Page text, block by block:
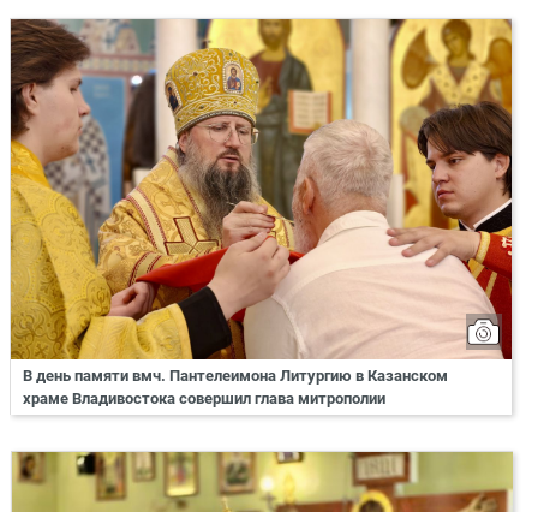
В день памяти вмч. Пантелеимона Литургию в Казанском
храме Владивостока совершил глава митрополии